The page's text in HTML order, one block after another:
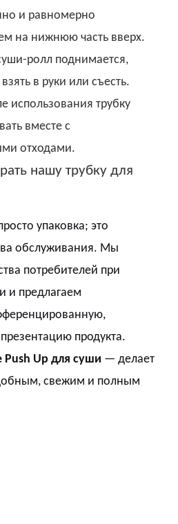
и равномерно
на нижнюю часть вверх.
ролл поднимается,
в руки или съесть.
использования трубку
вместе с
отходами.
нашу трубку для
упаковка; это
обслуживания. Мы
потребителей при
и предлагаем
продукта.
Push Up для суши — делает
свежим и полным